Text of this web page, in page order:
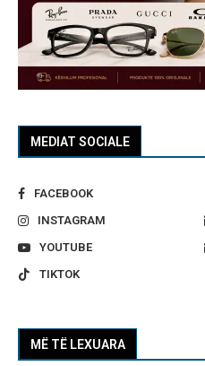
MEDIAT SOCIALE
FACEBOOK
INSTAGRAM
YOUTUBE
TIKTOK
MË TË LEXUARA